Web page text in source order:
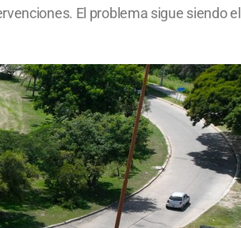
El problema sigue siendo el